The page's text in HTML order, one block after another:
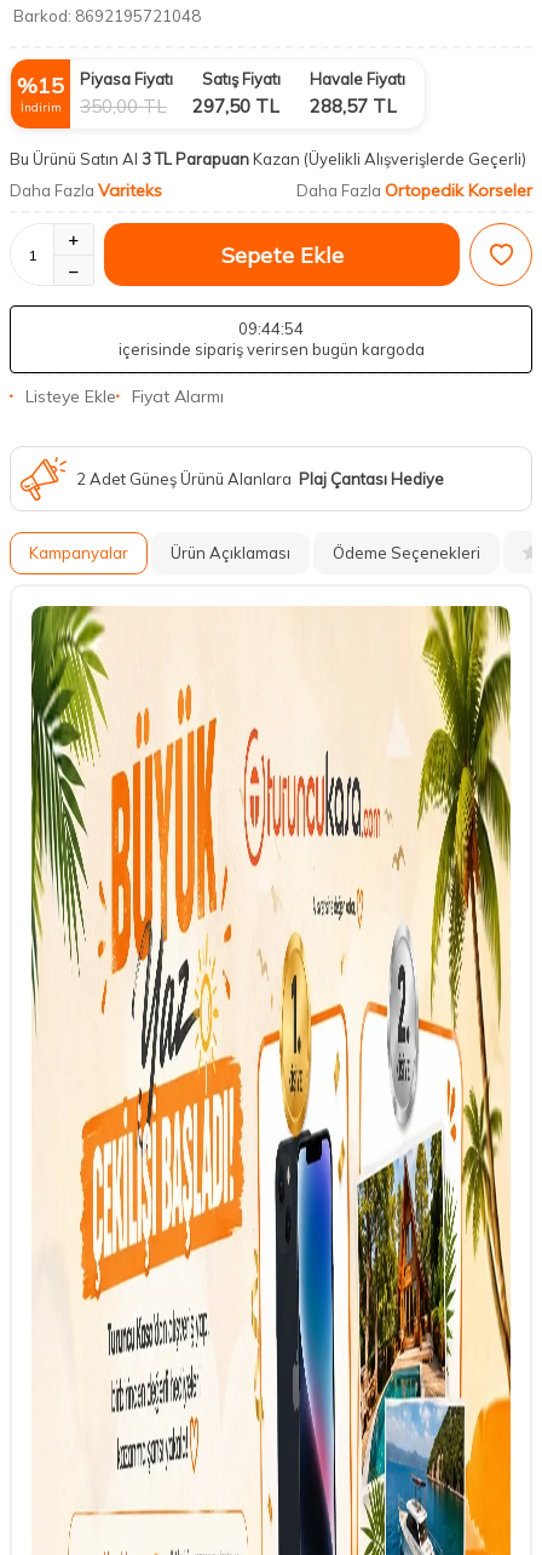
Barkod: 8692195721048
%15
İndirim
Piyasa Fiyatı
350,00TL
Satış Fiyatı
297,50 TL
Havale Fiyatı
288,57 TL
Bu Ürünü Satın Al 3 TL ParapuanKazan (Üyelikli Alışverişlerde Geçerli)
Daha Fazla Variteks Daha Fazla Ortopedik Korseler
Sepete Ekle
09:44:53
içerisinde sipariş verirsen bugün kargoda
Listeye Ekle Fiyat Alarmı
2 Adet Güneş Ürünü Alanlara Plaj Çantası Hediye
Kampanyalar Ürün Açıklaması Ödeme Seçenekleri